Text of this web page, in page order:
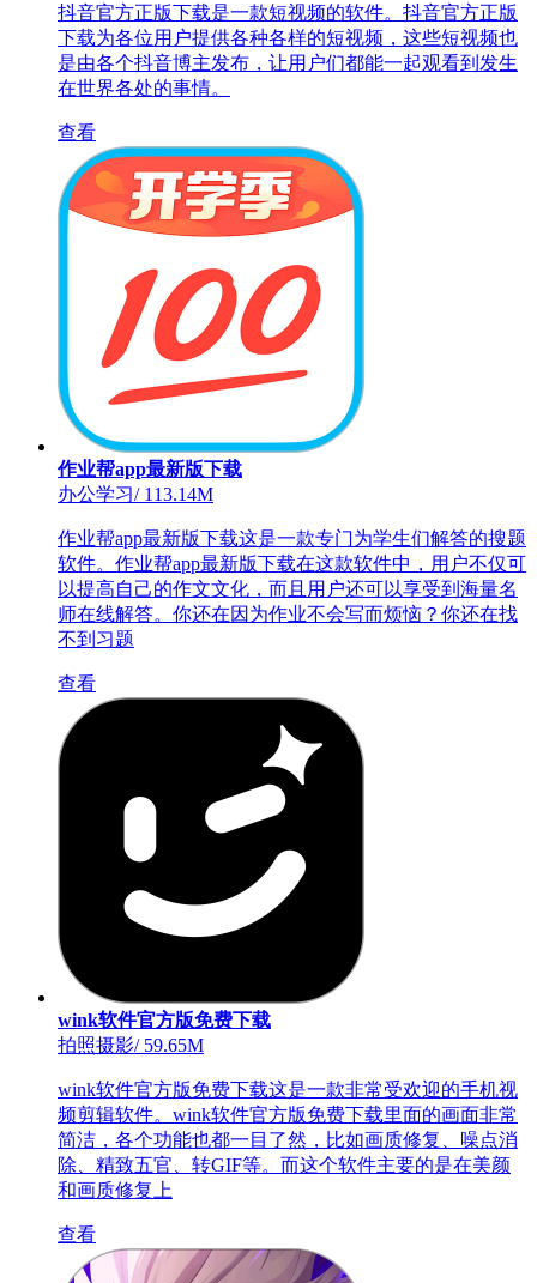
抖音官方正版下载是一款短视频的软件。抖音官方正版
下载为各位用户提供各种各样的短视频，这些短视频也
是由各个抖音博主发布，让用户们都能一起观看到发生
在世界各处的事情。
查看
作业帮app最新版下载
办公学习/113.14M
作业帮app最新版下载这是一款专门为学生们解答的搜题
软件。作业帮app最新版下载在这款软件中，用户不仅可
以提高自己的作文文化，而且用户还可以享受到海量名
师在线解答。你还在因为作业不会写而烦恼？你还在找
不到习题
查看
wink软件官方版免费下载
拍照摄影/59.65M
wink软件官方版免费下载这是一款非常受欢迎的手机视
频剪辑软件。wink软件官方版免费下载里面的画面非常
简洁，各个功能也都一目了然，比如画质修复、噪点消
除、精致五官、转GIF等。而这个软件主要的是在美颜
和画质修复上
查看